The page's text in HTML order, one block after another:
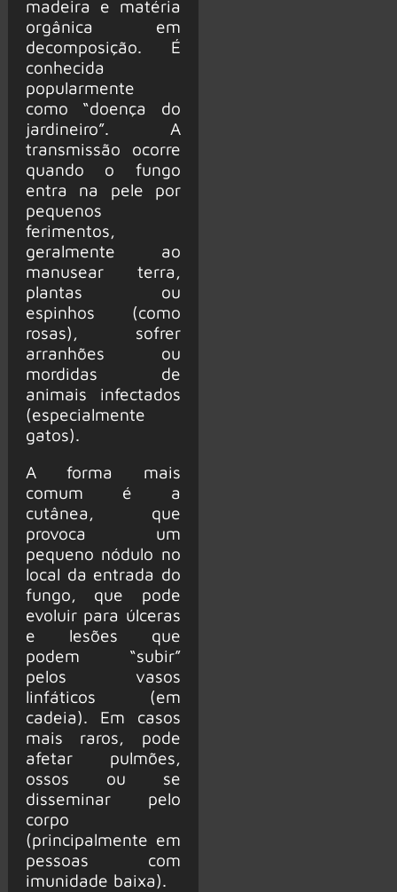
madeira e matéria
orgânica em
decomposição. É
conhecida
popularmente
como “doença do
jardineiro”. A
transmissão ocorre
quando o fungo
entra na pele por
pequenos
ferimentos,
geralmente ao
manusear terra,
plantas ou
espinhos (como
rosas), sofrer
arranhões ou
mordidas de
animais infectados
(especialmente
gatos).
A forma mais
comum é a
cutânea, que
provoca um
pequeno nódulo no
local da entrada do
fungo, que pode
evoluir para úlceras
e lesões que
podem “subir”
pelos vasos
linfáticos (em
cadeia). Em casos
mais raros, pode
afetar pulmões,
ossos ou se
disseminar pelo
corpo
(principalmente em
pessoas com
imunidade baixa).